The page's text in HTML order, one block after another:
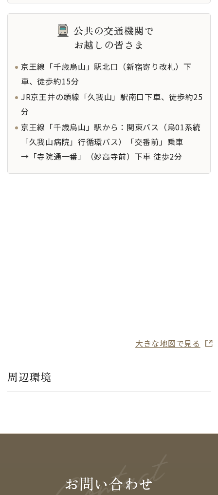
公共の交通機関で
お越しの皆さま
京王線「千歳烏山」駅北口（新宿寄り改札）下
車、徒歩約15分
JR京王井の頭線「久我山」駅南口下車、徒歩約25
分
京王線「千歳烏山」駅から：関東バス（烏01系統
「久我山病院」行循環バス）「交番前」乗車
→「寺院通一番」（妙高寺前）下車 徒歩2分
大きな地図で見る
周辺環境
お問い合わせ